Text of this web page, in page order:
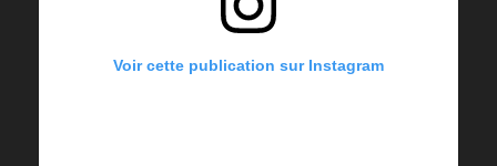
Voir cette publication sur Instagram